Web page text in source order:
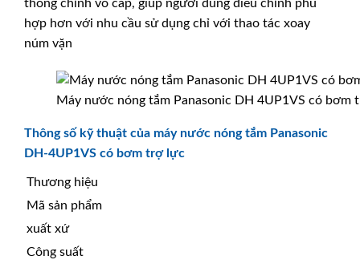
thống chỉnh vô cấp, giúp người dùng điều chỉnh phù
hợp hơn với nhu cầu sử dụng chỉ với thao tác xoay
núm vặn
Máy nước nóng tắm Panasonic DH 4UP1VS có bơm
Thông số kỹ thuật của máy nước nóng tắm Panasonic
DH-4UP1VS có bơm trợ lực
Thương hiệu
Mã sản phẩm
xuất xứ
Công suất